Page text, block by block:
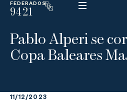
FEDERADOS
9421
ESP
N
D
I
C
Pablo Alperi se
Copa Baleares
11/12/2023